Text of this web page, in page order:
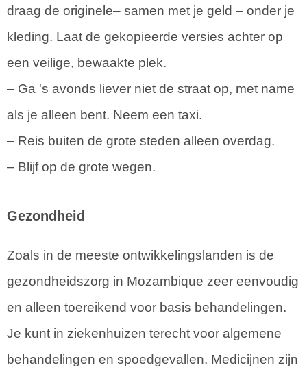
draag de originele– samen met je geld – onder je
kleding. Laat de gekopieerde versies achter op
een veilige, bewaakte plek.
– Ga 's avonds liever niet de straat op, met name
als je alleen bent. Neem een taxi.
– Reis buiten de grote steden alleen overdag.
– Blijf op de grote wegen.
Gezondheid
Zoals in de meeste ontwikkelingslanden is de
gezondheidszorg in Mozambique zeer eenvoudig
en alleen toereikend voor basis behandelingen.
Je kunt in ziekenhuizen terecht voor algemene
behandelingen en spoedgevallen. Medicijnen zijn